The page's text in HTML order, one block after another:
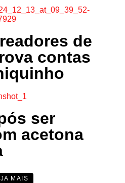
de
contas
ser
acetona
MAIS